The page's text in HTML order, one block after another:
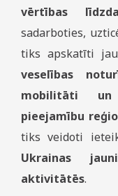
vērtības
sadarboties,
tiks apskatīti
veselības
mobilitāti un
pieejamību
tiks veidoti
Ukrainas
aktivitātēs.